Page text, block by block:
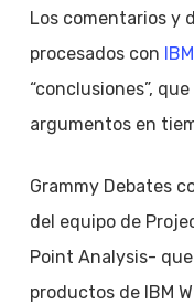
Los comentarios y
procesados con
“conclusiones”,
argumentos en
Grammy Debates
del equipo de
Point Analysis-
productos de IBM